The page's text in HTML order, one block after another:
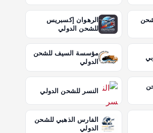
الرهوان إكسبريس
للشحن الدولي
مؤسسة السيف للشحن
الدولي
النسر للشحن الدولي
الفارس الذهبي للشحن
الدولي